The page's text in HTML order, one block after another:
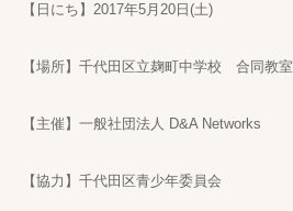
【日にち】2017年5月20日(土)
【場所】千代田区立麹町中学校 合同教室
【主催】一般社団法人 D&A Networks
【協力】千代田区青少年委員会
プライバシーポリシー